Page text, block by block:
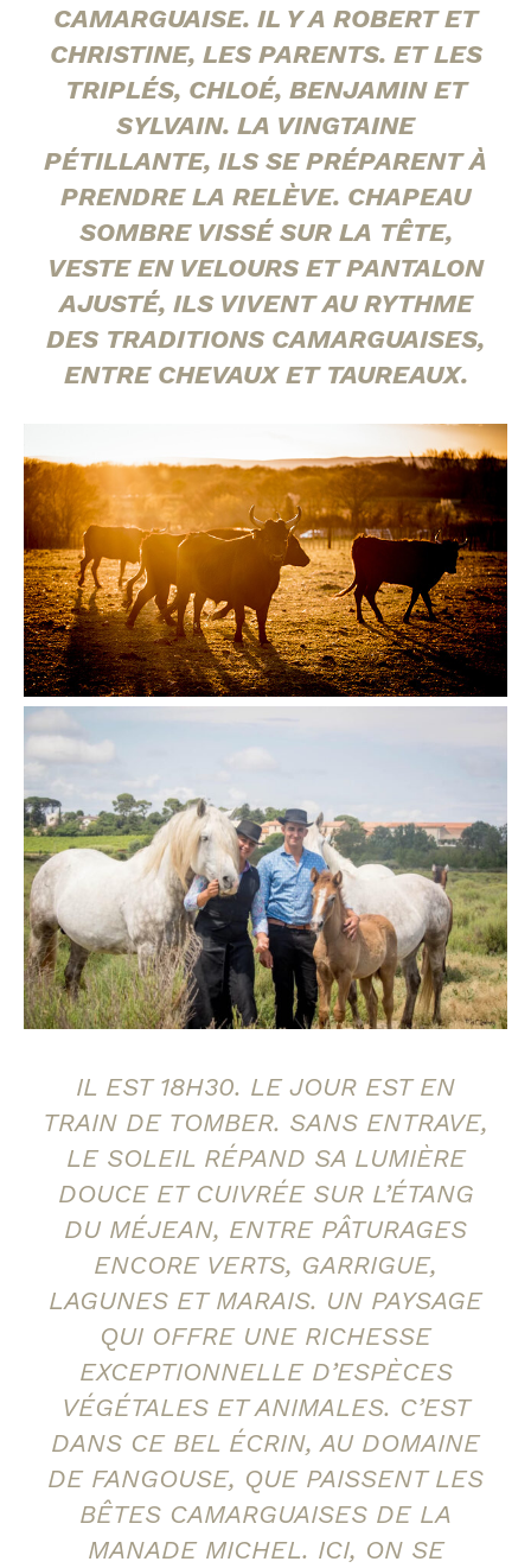
CAMARGUAISE. IL Y A ROBERT ET
CHRISTINE, LES PARENTS. ET LES
TRIPLÉS, CHLOÉ, BENJAMIN ET
SYLVAIN. LA VINGTAINE
PÉTILLANTE, ILS SE PRÉPARENT À
PRENDRE LA RELÈVE. CHAPEAU
SOMBRE VISSÉ SUR LA TÊTE,
VESTE EN VELOURS ET PANTALON
AJUSTÉ, ILS VIVENT AU RYTHME
DES TRADITIONS CAMARGUAISES,
ENTRE CHEVAUX ET TAUREAUX.
IL EST 18H30. LE JOUR EST EN
TRAIN DE TOMBER. SANS ENTRAVE,
LE SOLEIL RÉPAND SA LUMIÈRE
DOUCE ET CUIVRÉE SUR L’ÉTANG
DU MÉJEAN, ENTRE PÂTURAGES
ENCORE VERTS, GARRIGUE,
LAGUNES ET MARAIS. UN PAYSAGE
QUI OFFRE UNE RICHESSE
EXCEPTIONNELLE D’ESPÈCES
VÉGÉTALES ET ANIMALES. C’EST
DANS CE BEL ÉCRIN, AU DOMAINE
DE FANGOUSE, QUE PAISSENT LES
BÊTES CAMARGUAISES DE LA
MANADE MICHEL. ICI, ON SE